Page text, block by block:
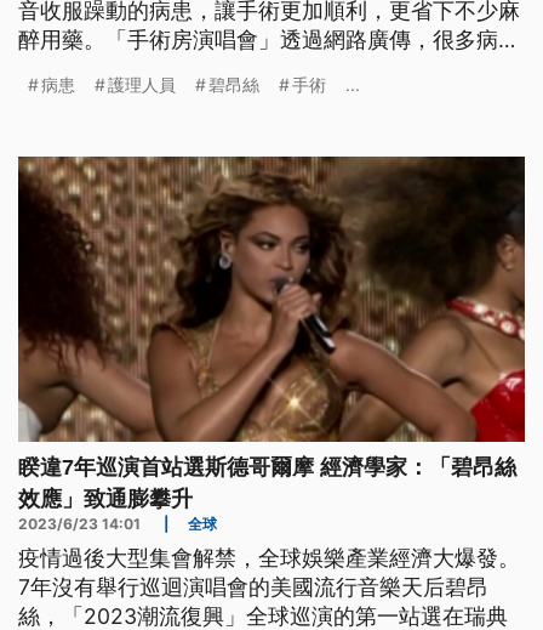
音收服躁動的病患，讓手術更加順利，更省下不少麻
醉用藥。「手術房演唱會」透過網路廣傳，很多病患
病患 護理人員 碧昂絲 手術 ...
睽違7年巡演首站選斯德哥爾摩 經濟學家：「碧昂絲
效應」致通膨攀升
2023/6/23 14:01 全球
疫情過後大型集會解禁，全球娛樂產業經濟大爆發。
7年沒有舉行巡迴演唱會的美國流行音樂天后碧昂
絲，「2023潮流復興」全球巡演的第一站選在瑞典